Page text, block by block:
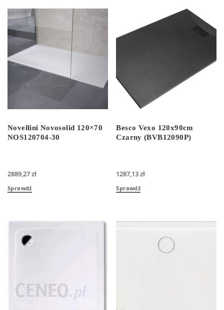
Novellini Novosolid 120×70
NOS120704-30
2889,27zł
Sprawdź
Besco Vexo 120x90cm
Czarny (BVB12090P)
1287,13zł
Sprawdź